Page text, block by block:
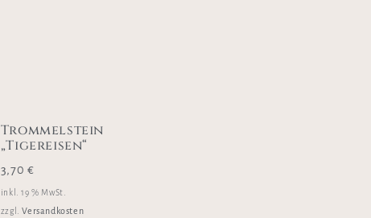
Trommelstein
„Tigereisen“
3,70 €
inkl. 19 % MwSt.
zzgl.Versandkosten